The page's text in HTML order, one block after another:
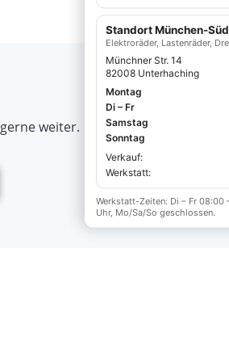
weiter.
Standort München-Süd
Elektroräder, Lastenräder,
Münchner Str. 14
82008 Unterhaching
Montag
Di – Fr
Samstag
Sonntag
Verkauf:
Werkstatt:
Werkstatt-Zeiten: Di – Fr 08:00
Uhr, Mo/Sa/So geschlossen.